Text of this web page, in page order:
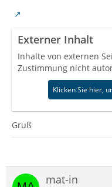
Externer Inhalt
Inhalte von externen
Zustimmung nicht
Klicken Sie hier,
Gruß
mat-in